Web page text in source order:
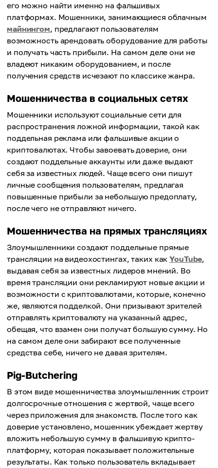
его можно найти именно на фальшивых
платформах. Мошенники, занимающиеся облачным
майнингом, предлагают пользователям
возможность арендовать оборудование для работы
и получать часть прибыли. На самом деле они не
владеют никаким оборудованием, и после
получения средств исчезают по классике жанра.
Мошенничества в социальных сетях
Мошенники используют социальные сети для
распространения ложной информации, такой как
поддельная реклама или фальшивые акции о
криптовалютах. Чтобы завоевать доверие, они
создают поддельные аккаунты или даже выдают
себя за известных людей. Чаще всего они пишут
личные сообщения пользователям, предлагая
повышенные прибыли за небольшую предоплату,
после чего не отправляют ничего.
Мошенничества на прямых трансляциях
Злоумышленники создают поддельные прямые
трансляции на видеохостингах, таких какYouTube,
выдавая себя за известных лидеров мнений. Во
время трансляции они рекламируют новые акции и
возможности с криптовалютами, которые, конечно
же, являются подделкой. Они призывают зрителей
отправлять криптовалюту на указанный адрес,
обещая, что взамен они получат большую сумму. Но
на самом деле они забирают все полученные
средства себе, ничего не давая зрителям.
Pig-Butchering
В этом виде мошенничества злоумышленник строит
долгосрочные отношения с жертвой, чаще всего
через приложения для знакомств. После того как
доверие установлено, мошенник убеждает жертву
вложить небольшую сумму в фальшивую крипто-
платформу, которая показывает положительные
результаты. Как только пользователь вкладывает